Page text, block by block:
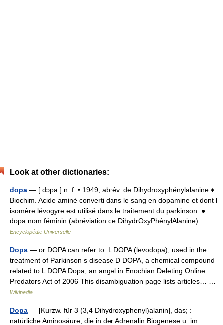
Look at other dictionaries:
dopa — [ dɔpa ] n. f. • 1949; abrév. de Dihydroxyphénylalanine ♦
Biochim. Acide aminé converti dans le sang en dopamine et dont l
isomère lévogyre est utilisé dans le traitement du parkinson. ●
dopa nom féminin (abréviation de DihydrOxyPhénylAlanine)… …
Encyclopédie Universelle
Dopa — or DOPA can refer to: L DOPA (levodopa), used in the
treatment of Parkinson s disease D DOPA, a chemical compound
related to L DOPA Dopa, an angel in Enochian Deleting Online
Predators Act of 2006 This disambiguation page lists articles… …
Wikipedia
Dopa — [Kurzw. für 3 (3,4 Dihydroxyphenyl)alanin], das; :
natürliche Aminosäure, die in der Adrenalin Biogenese u. im